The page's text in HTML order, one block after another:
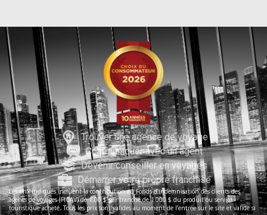
Trouver une agence de voyage
Communiquer avec un agent
Devenir conseiller en voyages
Démarrer votre propre franchise
Les prix indiqués incluent la contribution au Fonds d’indemnisation des clients des
agents de voyages (FICAV) de 1,00 $ par tranche de 1 000 $ du produit ou service
touristique acheté. Tous les prix sont valides au moment de l’entrée sur le site et valide si